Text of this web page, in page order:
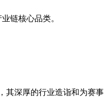
链核心品类。
其深厚的行业造诣和为赛事